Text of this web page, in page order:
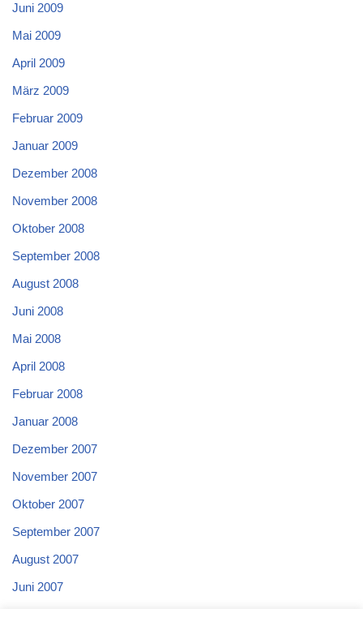
Juni 2009
Mai 2009
April 2009
März 2009
Februar 2009
Januar 2009
Dezember 2008
November 2008
Oktober 2008
September 2008
August 2008
Juni 2008
Mai 2008
April 2008
Februar 2008
Januar 2008
Dezember 2007
November 2007
Oktober 2007
September 2007
August 2007
Juni 2007